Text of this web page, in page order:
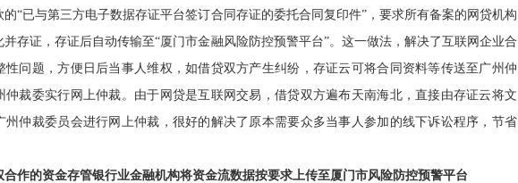
“已与第三方电子数据存证平台签订合同存证的委托合同复印件”，要求所有备案的网贷机构
存证，存证后自动传输至“厦门市金融风险防控预警平台”。这一做法，解决了互联网企业合
性问题，方便日后当事人维权，如借贷双方产生纠纷，存证云可将合同资料等传送至广州仲
仲裁委实行网上仲裁。由于网贷是互联网交易，借贷双方遍布天南海北，直接由存证云将文
州仲裁委员会进行网上仲裁，很好的解决了原本需要众多当事人参加的线下诉讼程序，节省
合作的资金存管银行业金融机构将资金流数据按要求上传至厦门市风险防控预警平台